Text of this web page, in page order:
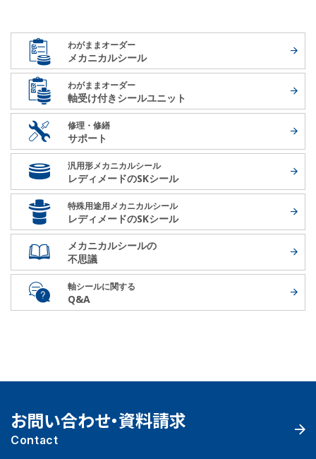
わがままオーダー
メカニカルシール
わがままオーダー
軸受け付きシールユニット
修理・修繕
サポート
汎用形メカニカルシール
レディメードのSKシール
特殊用途用メカニカルシール
レディメードのSKシール
メカニカルシールの
不思議
軸シールに関する
Q&A
お問い合わせ・資料請求
Contact